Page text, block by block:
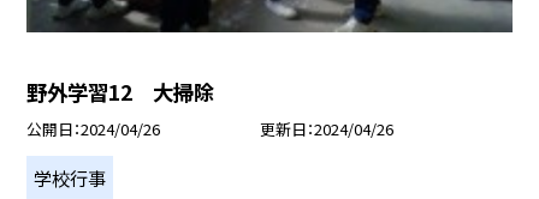
野外学習12 大掃除
公開日 2024/04/26 更新日 2024/04/26
学校行事